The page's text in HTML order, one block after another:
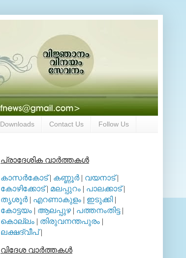
Downloads Contact Us Follow Us
പ്രാദേശിക വാര്‍ത്തകള്‍
കാസര്‍കോട്| കണ്ണൂര്‍| വയനാട്|
കോഴിക്കോട്| മലപ്പുറം | പാലക്കാട്|
തൃശൂര്‍| എറണാകുളം | ഇടുക്കി|
കോട്ടയം | ആലപ്പുഴ| പത്തനംതിട്ട|
കൊല്ലം | തിരുവനന്തപുരം |
ലക്ഷദ്വീപ്|
വിദേശ വാര്‍ത്തകള്‍